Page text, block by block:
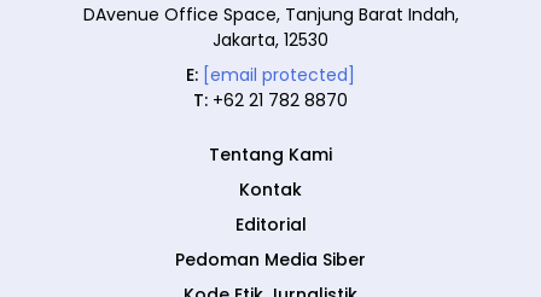
DAvenue Office Space, Tanjung Barat Indah,
Jakarta, 12530
E: [email protected]
T: +62 21 782 8870
Tentang Kami
Kontak
Editorial
Pedoman Media Siber